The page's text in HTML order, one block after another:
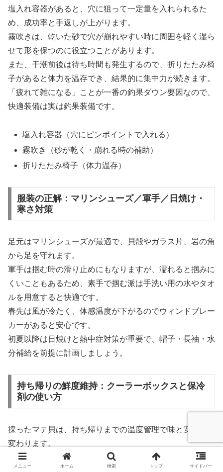
塩入れ容器があると、穴に狙って一定量を入れられるた
め、成功率と手返しが上がります。
霧吹きは、乾いた砂で穴が崩れやすい時に周囲を軽く湿ら
せて形を保つのに役立つことがあります。
また、干潮前後は待ち時間も発生するので、折りたたみ椅
子があると体力を温存でき、結果的に集中力が続きます。
「疲れて雑になる」ことが一番の釣果ダウン要因なので、
快適装備は実は釣果装備です。
塩入れ容器（穴にピンポイントで入れる）
霧吹き（砂が乾く・崩れる時の補助）
折りたたみ椅子（体力温存）
服装の正解：マリンシューズ／軍手／日焼け・
寒さ対策
足元はマリンシューズが最適で、貝殻やガラス片、岩の角
から足を守れます。
軍手は掴む時の滑り止めにもなりますが、濡れると掴みに
くいこともあるため、素手で掴む派は手洗い用の水やタオ
ルを用意すると快適です。
春先は風が冷たく、体感温度が下がるのでウィンドブレー
カーがあると安心です。
初夏以降は日焼けと熱中症対策が重要で、帽子・長袖・水
分補給を前提に計画しましょう。
持ち帰りの鮮度維持：クーラーボックスと保冷
剤の使い方
採ったマテ貝は、持ち帰りまでの温度管理で味と安全性が
変わります。
基本はクーラーボックス＋保冷剤で冷やし、直射日光を避
メニュー ホーム 検索 トップ サイドバー